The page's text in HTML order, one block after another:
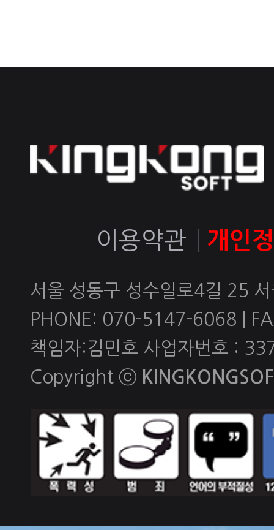
이용약관 개인
서울 성동구 성수일로4길 25
PHONE: 070-5147-6068 |
책임자:김민호 사업자번호 :
Copyright ⓒ